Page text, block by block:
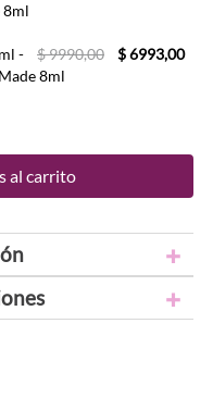
8ml
- $ 9990,00
$ 6993,00
8ml
al carrito